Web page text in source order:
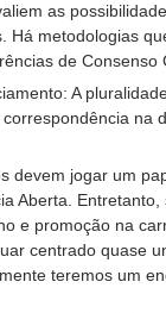
as
Há metodologias
de Consenso
A
na
devem jogar um
Aberta.
e promoção na
centrado quase
teremos um